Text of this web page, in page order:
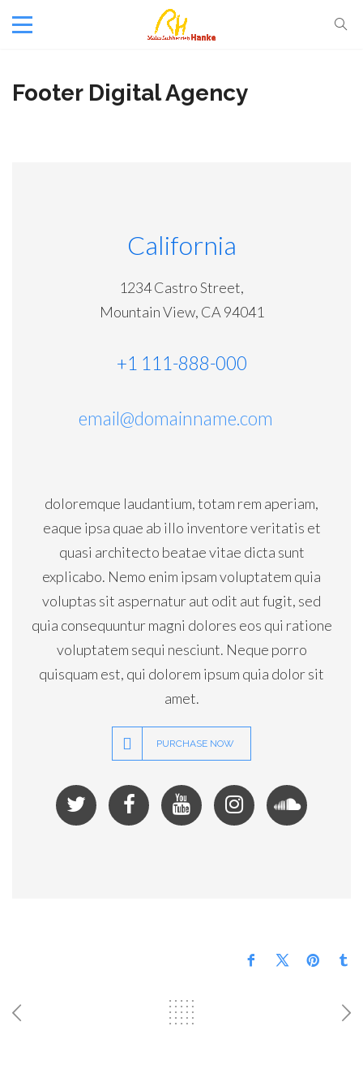
Footer Digital Agency
California
1234 Castro Street,
Mountain View, CA 94041
+1 111-888-000
email@domainname.com
doloremque laudantium, totam rem aperiam,
eaque ipsa quae ab illo inventore veritatis et
quasi architecto beatae vitae dicta sunt
explicabo. Nemo enim ipsam voluptatem quia
voluptas sit aspernatur aut odit aut fugit, sed
quia consequuntur magni dolores eos qui ratione
voluptatem sequi nesciunt. Neque porro
quisquam est, qui dolorem ipsum quia dolor sit
amet.
PURCHASE NOW